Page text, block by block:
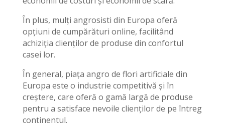
În plus, mulți angrosisti din Europa oferă
opțiuni de cumpărături online, facilitând
achiziția clienților de produse din confortul
casei lor.
În general, piața angro de flori artificiale din
Europa este o industrie competitivă și în
creștere, care oferă o gamă largă de produse
pentru a satisface nevoile clienților de pe întreg
continentul.